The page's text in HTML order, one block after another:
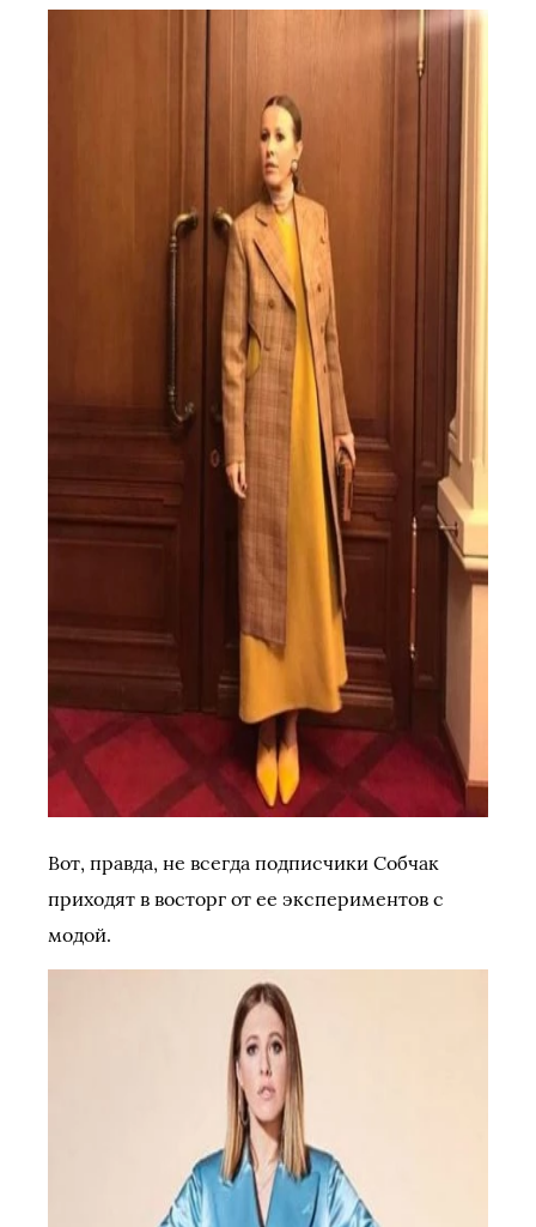
Вот, правда, не всегда подписчики Собчак
приходят в восторг от ее экспериментов с
модой.